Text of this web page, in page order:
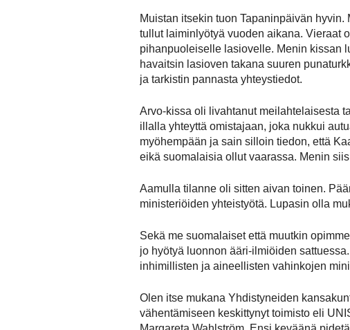
Muistan itsekin tuon Tapaninpäivän
tullut laiminlyötyä vuoden aikana. Vieraat
pihanpuoleiselle lasiovelle. Menin kissan
havaitsin lasioven takana suuren
ja tarkistin pannasta yhteystiedot.
Arvo-kissa oli livahtanut meilahtelaisesta
illalla yhteyttä omistajaan, joka nukkui
myöhempään ja sain silloin tiedon, että
eikä suomalaisia ollut vaarassa. Menin
Aamulla tilanne oli sitten aivan toinen.
ministeriöiden yhteistyötä. Lupasin olla
Sekä me suomalaiset että muutkin
jo hyötyä luonnon ääri-ilmiöiden
inhimillisten ja aineellisten vahinkojen
Olen itse mukana Yhdistyneiden
vähentämiseen keskittynyt toimisto eli